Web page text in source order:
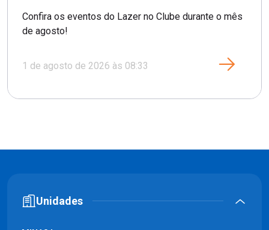
Confira os eventos do Lazer no Clube durante o mês
de agosto!
1 de agosto de 2026 às 08:33
Unidades